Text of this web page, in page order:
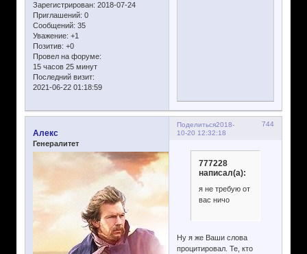
Зарегистрирован: 2018-07-24
Приглашений: 0
Сообщений: 35
Уважение: +1
Позитив: +0
Провел на форуме:
15 часов 25 минут
Последний визит:
2021-06-22 01:18:59
Поделиться 744
2018-
10-20 12:32:18
Алекс
Генералитет
777228
написал(а):
я не требую от
вас ничо
Ну я же Ваши слова
процитировал. Те, кто